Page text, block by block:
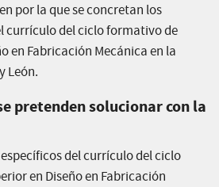
por la que se concretan los
currículo del ciclo formativo de
en Fabricación Mecánica en la
León.
pretenden solucionar con la
del currículo del ciclo
en Diseño en Fabricación